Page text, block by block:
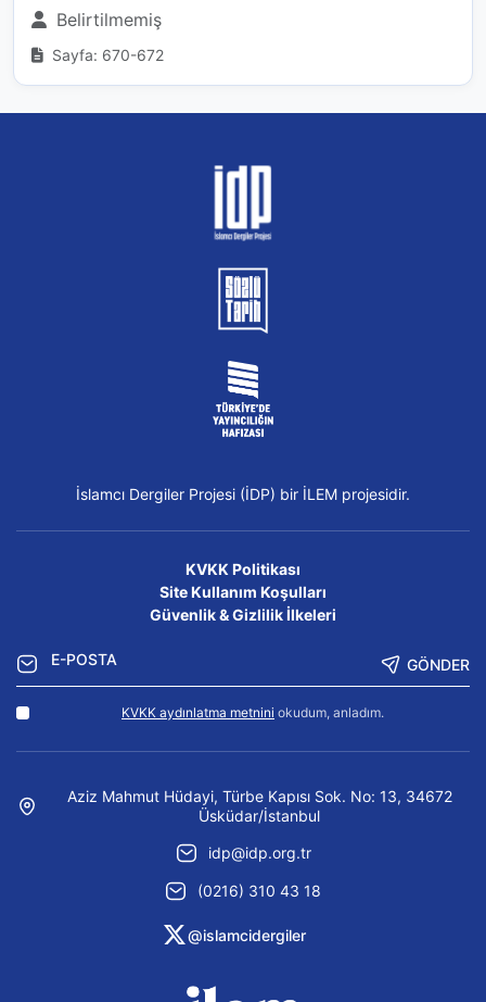
Belirtilmemiş
Sayfa: 670-672
İslamcı Dergiler Projesi (İDP) bir İLEM projesidir.
KVKK Politikası
Site Kullanım Koşulları
Güvenlik & Gizlilik İlkeleri
GÖNDER
KVKK aydınlatma metnini okudum, anladım.
Aziz Mahmut Hüdayi, Türbe Kapısı Sok. No: 13, 34672
Üsküdar/İstanbul
idp@idp.org.tr
(0216) 310 43 18
@islamcidergiler